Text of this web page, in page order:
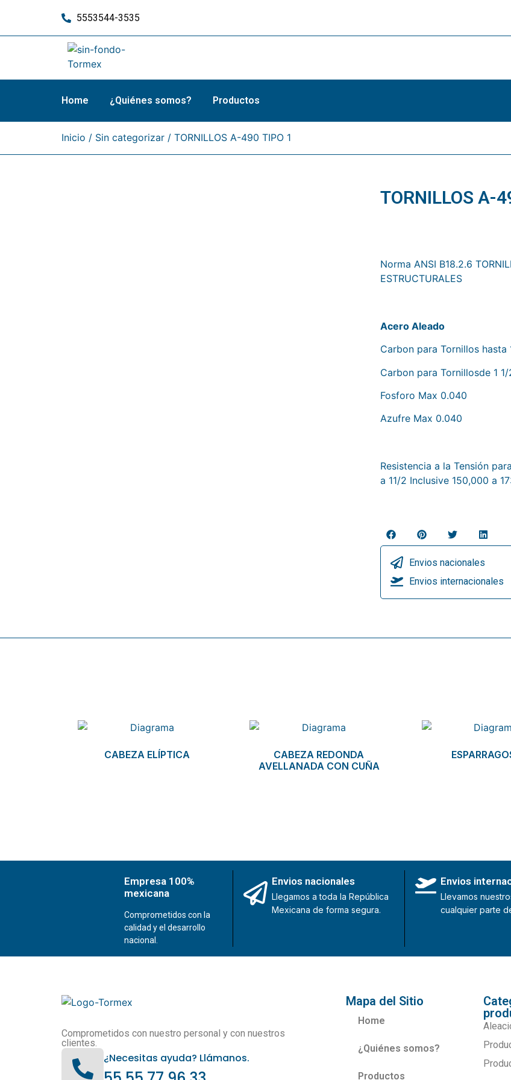
5553544-3535
Home ¿Quiénes somos? Productos
Inicio / Sin categorizar / TORNILLOS A-490 TIPO 1
TORNILLOS A-
Norma ANSI B18.2.6
ESTRUCTURALES
Acero Aleado
Carbon para Tornillos
Carbon para Tornillosde 1
Fosforo Max 0.040
Azufre Max 0.040
Resistencia a la Tensión
a 11/2 Inclusive 150,000 a
Envios nacionales
Envios internacionales
CABEZA ELÍPTICA
CABEZA REDONDA
AVELLANADA CON CUÑA
Empresa 100%
mexicana
Comprometidos con la
calidad y el desarrollo
nacional.
Envios nacionales
Llegamos a toda la República
Mexicana de forma segura.
Envios
Llevamos
cualquier parte
Comprometidos con nuestro personal y con nuestros
clientes.
¿Necesitas ayuda? Llámanos.
Mapa del Sitio
Home
¿Quiénes somos?
Productos